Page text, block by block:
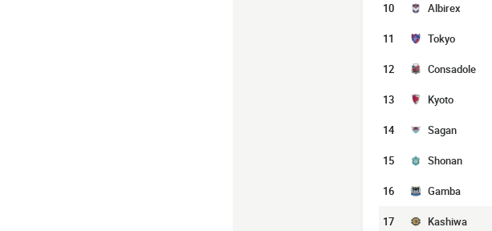
10 Albirex
11 Tokyo
12 Consadole
13 Kyoto
14 Sagan
15 Shonan
16 Gamba
17 Kashiwa